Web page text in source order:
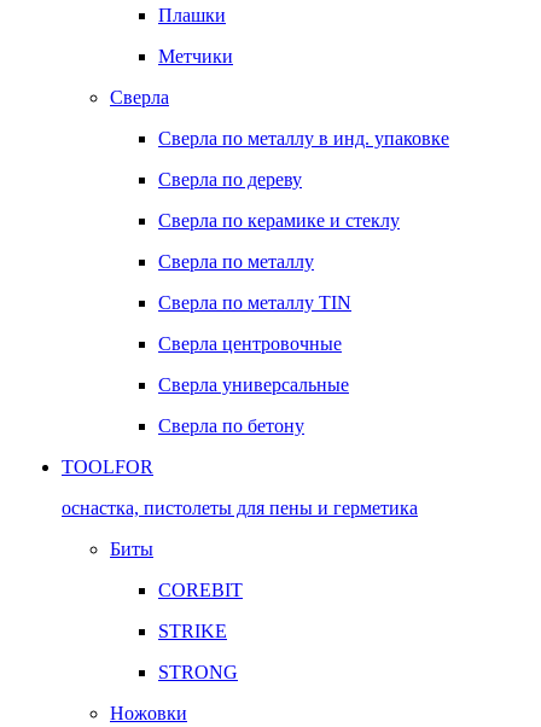
Плашки
Метчики
Сверла
Сверла по металлу в инд. упаковке
Сверла по дереву
Сверла по керамике и стеклу
Сверла по металлу
Сверла по металлу TIN
Сверла центровочные
Сверла универсальные
Сверла по бетону
TOOLFOR
оснастка, пистолеты для пены и герметика
Биты
COREBIT
STRIKE
STRONG
Ножовки